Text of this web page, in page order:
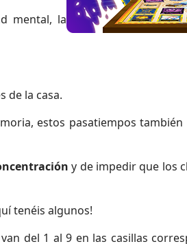
mental, la
de la casa.
estos pasatiempos también
y de impedir que los
tenéis algunos!
del 1 al 9 en las casillas